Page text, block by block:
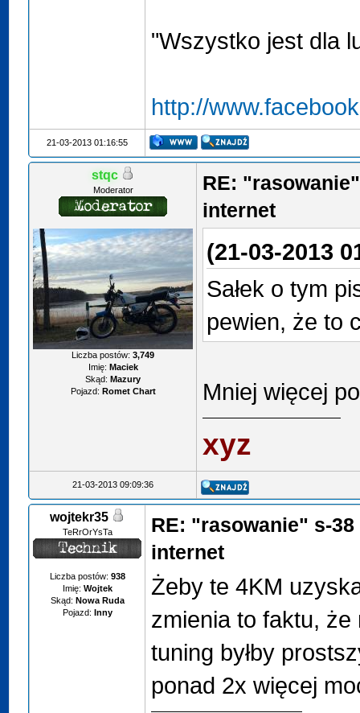
"Wszystko jest dla
http://
21-03-2013 01:16:55
stqc
Moderator
Liczba postów:3,749
Imię: Maciek
Skąd: Mazury
Pojazd: Romet Chart
RE:
internet
(21-03-2013
Sałek o tym
pewien, że to
Mniej więcej
xyz
21-03-2013 09:09:36
wojtekr35
TeRrOrYsTa
Liczba postów: 938
Imię: Wojtek
Skąd: Nowa Ruda
Pojazd: Inny
RE: "rasowanie" s-
internet
Żeby te 4KM
zmienia to faktu, że
tuning byłby
ponad 2x więcej